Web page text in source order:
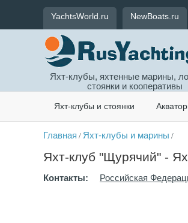
YachtsWorld.ru NewBoats.ru
Яхт-клубы, яхтенные марины,
стоянки и кооперативы
Яхт-клубы и стоянки
Главная / Яхт-клубы и марины /
Яхт-клуб "Щурячий" -
Контакты: Российская